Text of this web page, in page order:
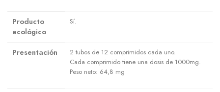
Producto
ecológico
Sí.
Presentación
2 tubos de 12 comprimidos cada uno.
Cada comprimido tiene una dosis de 1000mg.
Peso neto: 64,8 mg